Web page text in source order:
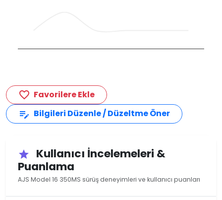
favorite_border Favorilere Ekle
edit_note Bilgileri Düzenle / Düzeltme Öner
star
Kullanıcı İncelemeleri &
Puanlama
AJS Model 16 350MS sürüş deneyimleri ve kullanıcı puanları